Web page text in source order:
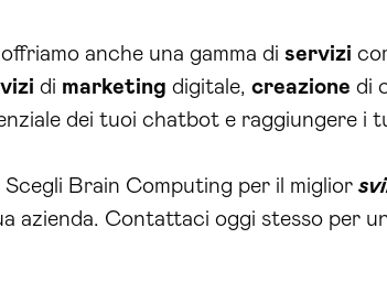
anche una gamma di servizi
di marketing digitale, creazione di
dei tuoi chatbot e raggiungere i
Brain Computing per il miglior
azienda. Contattaci oggi stesso per